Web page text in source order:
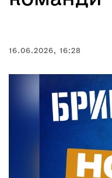
16.06.2026, 16:28